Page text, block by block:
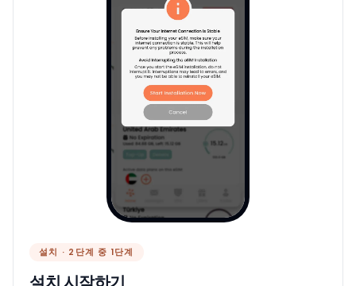
설치 · 2단계 중 1단계